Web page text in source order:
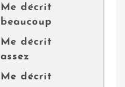
Me décrit
beaucoup
Me décrit
assez
Me décrit